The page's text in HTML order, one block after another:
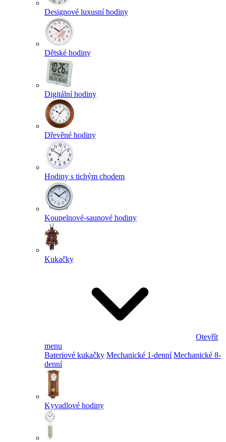
Designové luxusní hodiny
Dětské hodiny
Digitální hodiny
Dřevěné hodiny
Hodiny s tichým chodem
Koupelnové-saunové hodiny
Kukačky
Otevřít
menu
Bateriové kukačky Mechanické 1-denní Mechanické 8-
denní
Kyvadlové hodiny